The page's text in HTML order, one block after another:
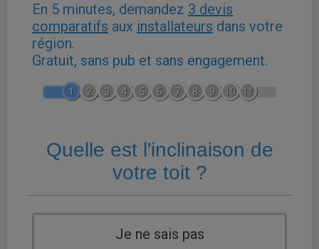
En 5 minutes, demandez 3 devis
comparatifs aux installateurs dans votre
région.
Gratuit, sans pub et sans engagement.
1 2 3 4 5 6 7 8 9 10 11
Quelle est l'inclinaison de
votre toit ?
Je ne sais pas